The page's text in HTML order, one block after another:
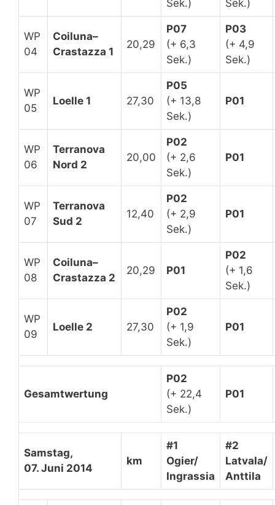
Sek.) Sek.)
WP
04
Coiluna–
Crastazza 1
20,29
P07
(+ 6,3
Sek.)
P03
(+ 4,9
Sek.)
WP
05
Loelle 1 27,30
P05
(+ 13,8
Sek.)
P01
WP
06
Terranova
Nord 2
20,00
P02
(+ 2,6
Sek.)
P01
WP
07
Terranova
Sud 2
12,40
P02
(+ 2,9
Sek.)
P01
WP
08
Coiluna–
Crastazza 2
20,29 P01
P02
(+ 1,6
Sek.)
WP
09
Loelle 2 27,30
P02
(+ 1,9
Sek.)
P01
Gesamtwertung
P02
(+ 22,4
Sek.)
P01
Samstag,
07. Juni 2014
km
#1
Ogier/
Ingrassia
#2
Latvala/
Anttila